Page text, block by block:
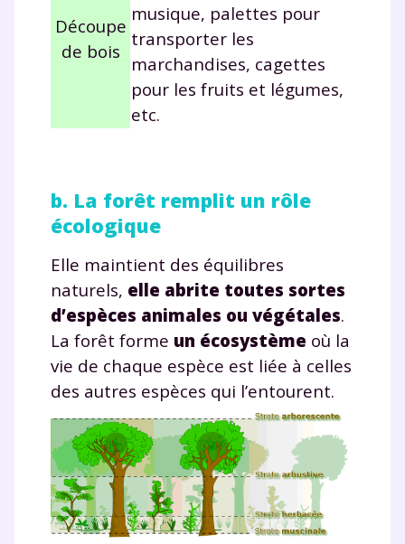
Découpe
de bois
musique, palettes pour
transporter les
marchandises, cagettes
pour les fruits et légumes,
etc.
b. La forêt remplit un rôle
écologique
Elle maintient des équilibres
naturels, elle abrite toutes sortes
d’espèces animales ou végétales.
La forêt forme un écosystème où la
vie de chaque espèce est liée à celles
des autres espèces qui l’entourent.